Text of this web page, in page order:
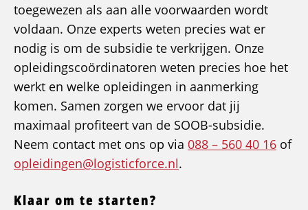
toegewezen als aan alle voorwaarden wordt
voldaan. Onze experts weten precies wat er
nodig is om de subsidie te verkrijgen. Onze
opleidingscoördinatoren weten precies hoe het
werkt en welke opleidingen in aanmerking
komen. Samen zorgen we ervoor dat jij
maximaal profiteert van de SOOB-subsidie.
Neem contact met ons op via 088 – 560 40 16 of
opleidingen@logisticforce.nl.
Klaar om te starten?